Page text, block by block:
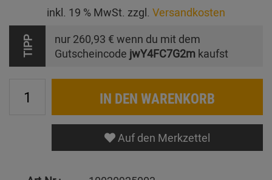
inkl. 19 % MwSt. zzgl. Versandkosten
TIPP nur 260,93 € wenn du mit dem
Gutscheincode jwY4FC7G2m kaufst
IN DEN WARENKORB
Auf den Merkzettel